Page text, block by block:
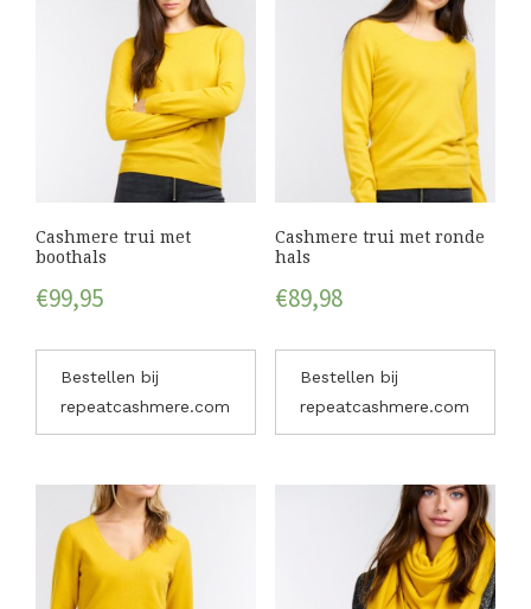
Cashmere trui met
boothals
€99,95
Bestellen bij
repeatcashmere.com
Cashmere trui met ronde
hals
€89,98
Bestellen bij
repeatcashmere.com